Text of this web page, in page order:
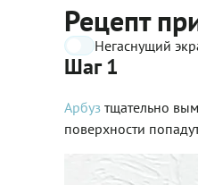
Рецепт
Негаснущий
Шаг 1
Арбуз тщательно
поверхности